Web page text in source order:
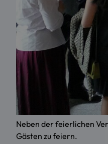
Neben der feierlichen
Gästen zu feiern.